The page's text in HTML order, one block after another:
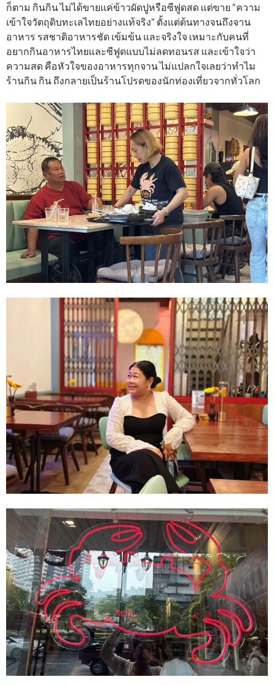
ก็ตาม กินกิน ไม่ได้ขายแค่ข้าวผัดปูหรือซีฟูดสด แต่ขาย “ความ
เข้าใจวัตถุดิบทะเลไทยอย่างแท้จริง” ตั้งแต่ต้นทางจนถึงจาน
อาหาร รสชาติอาหารชัด เข้มข้น และจริงใจ เหมาะกับคนที่
อยากกินอาหารไทยและซีฟูดแบบไม่ลดทอนรส และเข้าใจว่า
ความสด คือหัวใจของอาหารทุกจาน ไม่แปลกใจเลยว่าทำไม
ร้านกิน กิน ถึงกลายเป็นร้านโปรดของนักท่องเที่ยวจากทั่วโลก